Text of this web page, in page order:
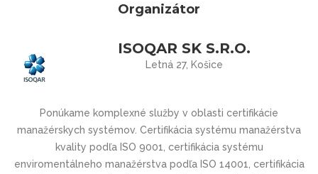
Organizátor
ISOQAR SK S.R.O.
Letná 27, Košice
Ponúkame komplexné služby v oblasti certifikácie
manažérskych systémov. Certifikácia systému manažérstva
kvality podľa ISO 9001, certifikácia systému
enviromentálneho manažérstva podľa ISO 14001, certifikácia